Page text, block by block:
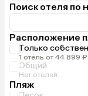
Поиск отеля по
Расположение
Только
1 отель от 44 899 ₽
Общий
Нет отелей
Пляж